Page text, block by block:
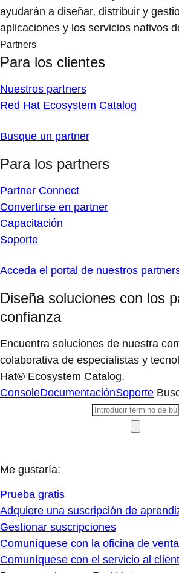
ayudarán a diseñar, distribuir y
aplicaciones y los servicios nativos
Partners
Para los clientes
Nuestros partners
Red Hat Ecosystem Catalog
Busque un partner
Para los partners
Partner Connect
Convertirse en partner
Capacitación
Soporte
Acceda el portal de nuestros
Diseña soluciones con los
confianza
Encuentra soluciones de nuestra
colaborativa de especialistas y
Hat® Ecosystem Catalog.
ConsoleDocumentaciónSoporte
Me gustaría:
Prueba gratis
Adquiere una suscripción de
Gestionar suscripciones
Comuníquese con la oficina de
Comuníquese con el servicio al